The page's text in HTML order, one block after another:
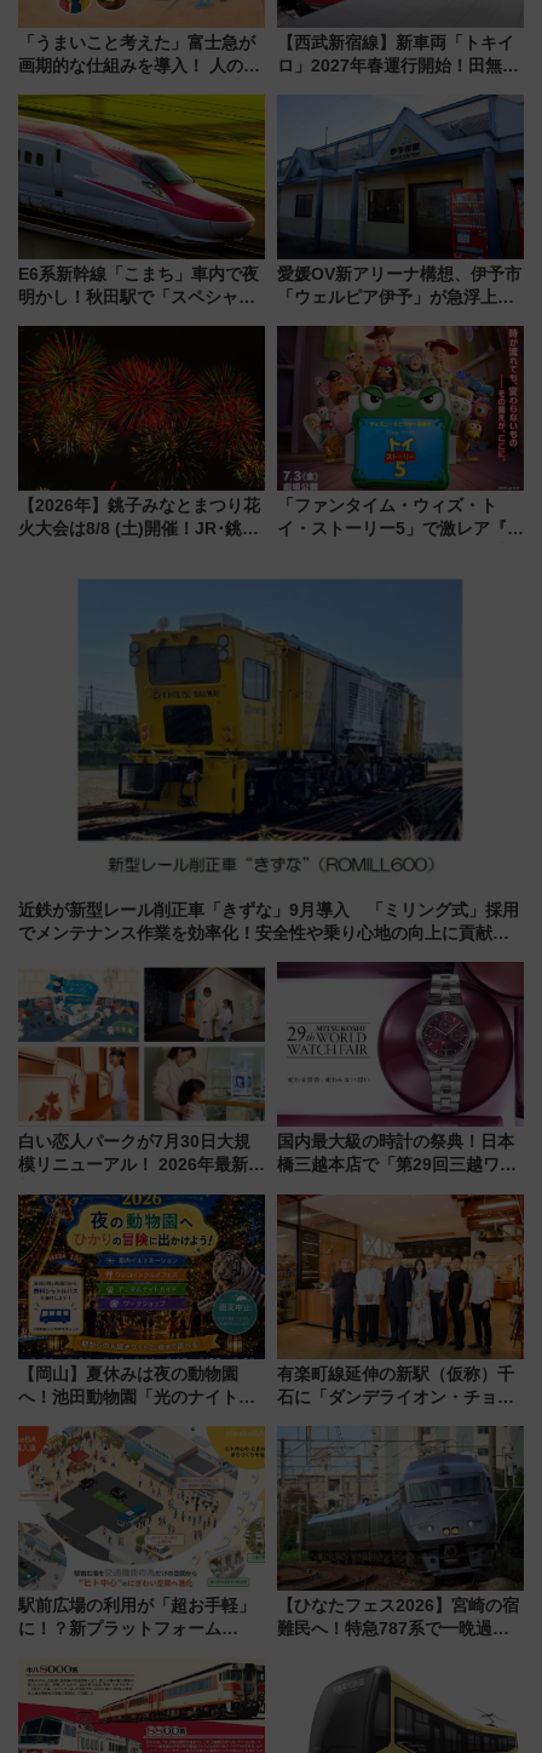
「うまいこと考えた」富士急が
画期的な仕組みを導入！ 人のか
ん」始動
【西武新宿線】新車両「トキイ
ロ」2027年春運行開始！田無・
E6系新幹線「こまち」車内で夜
明かし！秋田駅で「スペシャル
法は？
愛媛OV新アリーナ構想、伊予市
「ウェルピア伊予」が急浮上！
で探る鉄道アクセスの未来
【2026年】銚子みなとまつり花
火大会は8/8 (土)開催！JR･銚子
報、利根川に咲く8,000発の大迫
「ファンタイム・ウィズ・ト
イ・ストーリー5」で激レア『ロ
デコレーションも徹底解説
近鉄が新型レール削正車「きずな」9月導入 「ミリング式」採用
でメンテナンス作業を効率化！安全性や乗り心地の向上に貢献す
白い恋人パークが7月30日大規
模リニューアル！ 2026年最新の
と料金・アクセスを徹底解説
（札幌市）
国内最大級の時計の祭典！日本
橋三越本店で「第29回三越ワー
【2026年8月5日～25日】
【岡山】夏休みは夜の動物園
へ！池田動物園「光のナイトズ
な夜
有楽町線延伸の新駅（仮称）千
石に「ダンデライオン・チョコ
1億円出資で挑む新時代のまちづ
くりとは？
駅前広場の利用が「超お手軽」
に！？新プラットフォーム
マホで簡単申請 物販や演奏会な
どに【JR東日本】
【ひなたフェス2026】宮崎の宿
難民へ！特急787系で一晩過ご
ローおひさま」が救世主に？